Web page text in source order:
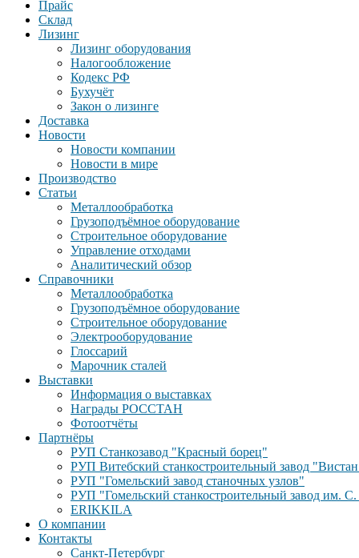
Прайс
Склад
Лизинг
Лизинг оборудования
Налогообложение
Кодекс РФ
Бухучёт
Закон о лизинге
Доставка
Новости
Новости компании
Новости в мире
Производство
Статьи
Металлообработка
Грузоподъёмное оборудование
Строительное оборудование
Управление отходами
Аналитический обзор
Справочники
Металлообработка
Грузоподъёмное оборудование
Строительное оборудование
Электрооборудование
Глоссарий
Марочник сталей
Выставки
Информация о выставках
Награды РОССТАН
Фотоотчёты
Партнёры
РУП Станкозавод "Красный борец"
РУП Витебский станкостроительный завод
РУП "Гомельский завод станочных узлов"
РУП "Гомельский станкостроительный завод им.
ERIKKILA
О компании
Контакты
Санкт-Петербург